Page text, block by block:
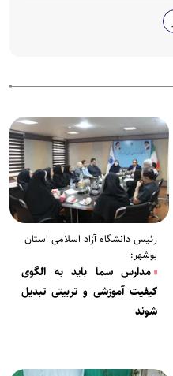
رئیس دانشگاه آزاد اسلامی استان
بوشهر:
مدارس سما باید به الگوی
کیفیت آموزشی و تربیتی تبدیل
شوند